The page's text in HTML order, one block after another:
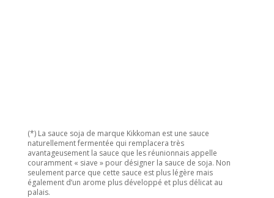
(*) La sauce soja de marque Kikkoman est une sauce
naturellement fermentée qui remplacera très
avantageusement la sauce que les réunionnais appelle
couramment « siave » pour désigner la sauce de soja. Non
seulement parce que cette sauce est plus légère mais
également d’un arome plus développé et plus délicat au
palais.